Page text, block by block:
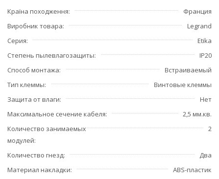
Країна походження
Франция
Виробник товара
Legrand
Серия
Etika
Степень пылевлагозащиты
IP20
Способ монтажа
Встраиваемый
Тип клеммы
Винтовые клеммы
Защита от влаги
Нет
Максимальное сечение кабеля
2,5 мм.кв.
Количество занимаемых
модулей
2
Количество гнезд
Два
Материал накладки
ABS-пластик